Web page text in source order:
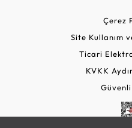
Çerez
Site Kullanım
Ticari
KVKK